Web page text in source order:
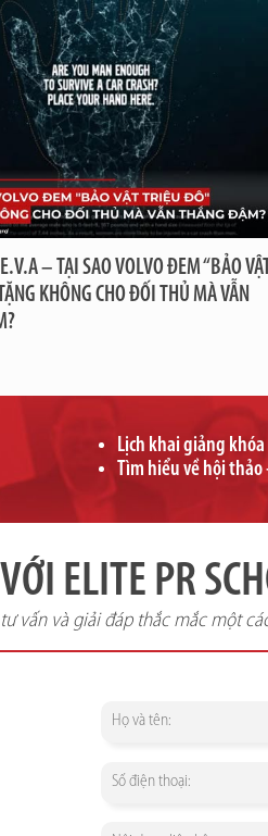
– TẠI SAO VOLVO ĐEM “BẢO VẬT
KHÔNG CHO ĐỐI THỦ MÀ VẪN
Lịch khai giảng
Tìm hiểu về hội thảo
ELITE PR
vấn và giải đáp thắc mắc một